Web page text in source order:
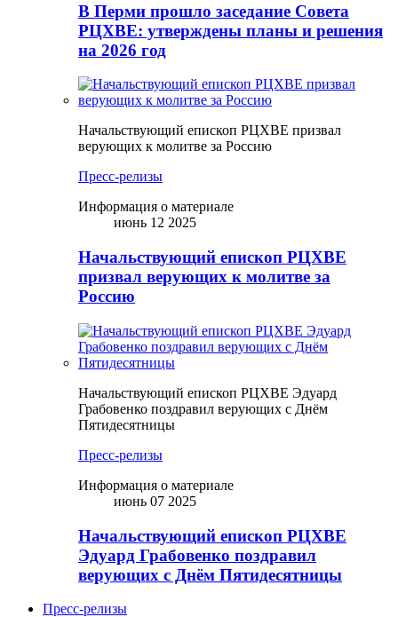
В Перми прошло заседание Совета
РЦХВЕ: утверждены планы и решения
на 2026 год
Начальствующий епископ РЦХВЕ призвал
верующих к молитве за Россию
Пресс-релизы
Информация о материале
июнь 12 2025
Начальствующий епископ РЦХВЕ
призвал верующих к молитве за
Россию
Начальствующий епископ РЦХВЕ Эдуард
Грабовенко поздравил верующих с Днём
Пятидесятницы
Пресс-релизы
Информация о материале
июнь 07 2025
Начальствующий епископ РЦХВЕ
Эдуард Грабовенко поздравил
верующих с Днём Пятидесятницы
Пресс-релизы